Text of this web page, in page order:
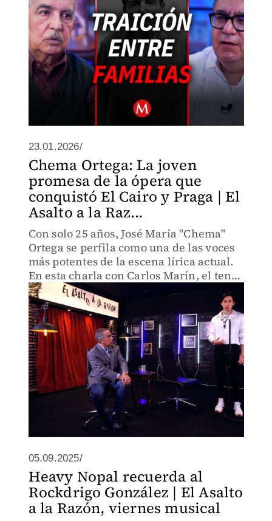
23.01.2026/
Chema Ortega: La joven
promesa de la ópera que
conquistó El Cairo y Praga | El
Asalto a la Raz...
Con solo 25 años, José María "Chema"
Ortega se perfila como una de las voces
más potentes de la escena lírica actual.
En esta charla con Carlos Marín, el tenor
nos regala una interpretación de "El
Triste" que eriza la piel.
05.09.2025/
Heavy Nopal recuerda al
Rockdrigo González | El Asalto
a la Razón, viernes musical